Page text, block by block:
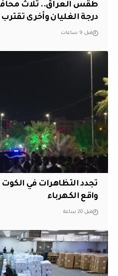
طقس العراق.. ثلاث
درجة الغليان وأخرى
قبل 9 ساعات
تجدد التظاهرات في
واقع الكهرباء
قبل 20 ساعة